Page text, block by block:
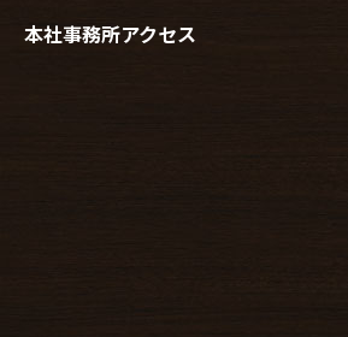
本社事務所アクセス